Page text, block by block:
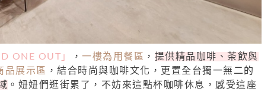
ONE OUT」 ， 一樓為用餐區 ， 提供精品咖啡、茶飲與
品展示區 ，結合時尚與咖啡文化，更置全台獨一無二的
。妞妞們逛街累了，不妨來這點杯咖啡休息，感受這座